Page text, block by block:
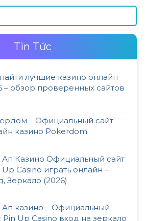
Tin Tức
лучшие казино онлайн
– обзор проверенных сайтов
– Официальный сайт
казино Pokerdom
Казино Официальный сайт
Up Casino играть онлайн –
Зеркало (2026)
казино – Официальный
Pin Up Casino вход на зеркало